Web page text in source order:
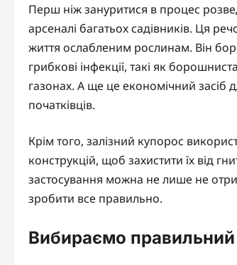
Перш ніж зануритися в процес
арсеналі багатьох садівників. Ця
життя ослабленим рослинам. Він
грибкові інфекції, такі як
газонах. А ще це економічний засіб
початківців.
Крім того, залізний купорос
конструкцій, щоб захистити їх від
застосування можна не лише не
зробити все правильно.
Вибираємо правильний